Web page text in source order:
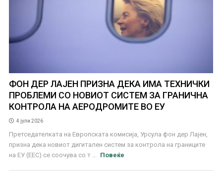
ФОН ДЕР ЛАЈЕН ПРИЗНА ДЕКА ИМА ТЕХНИЧКИ
ПРОБЛЕМИ СО НОВИОТ СИСТЕМ ЗА ГРАНИЧНА
КОНТРОЛА НА АЕРОДРОМИТЕ ВО ЕУ
4 јули 2026
Претседателката на Европската комисија, Урсула фон дер Лајен,
призна дека новиот дигитален систем за контрола на границите
на ЕУ (ЕЕС) се соочува со т ...
Повеќе